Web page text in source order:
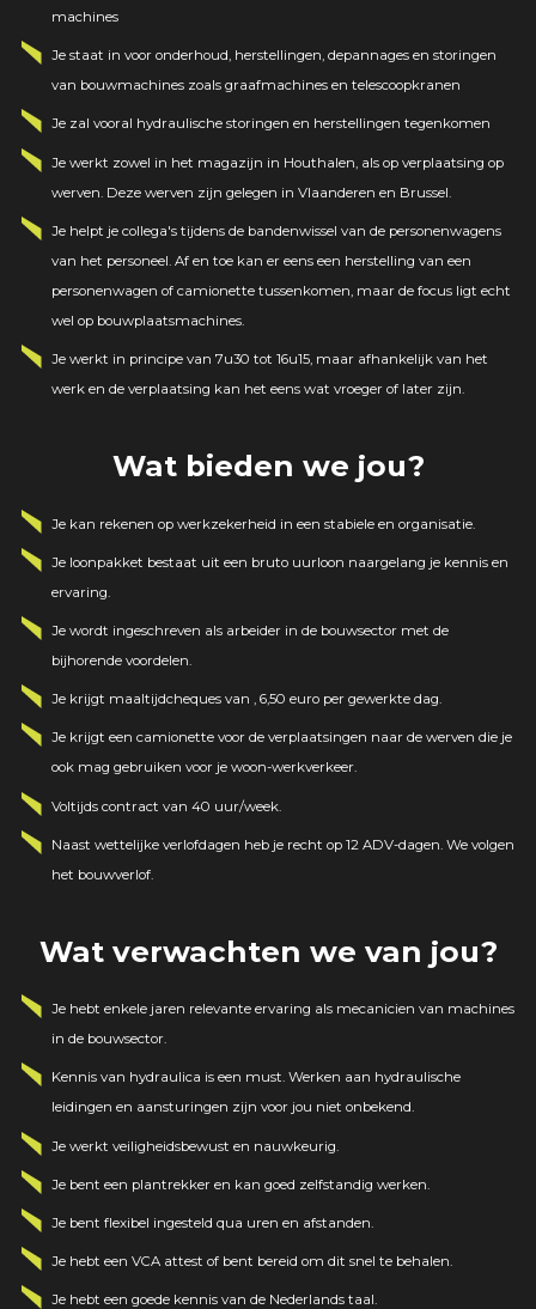
machines
Je staat in voor onderhoud, herstellingen, depannages en storingen
van bouwmachines zoals graafmachines en telescoopkranen
Je zal vooral hydraulische storingen en herstellingen tegenkomen
Je werkt zowel in het magazijn in Houthalen, als op verplaatsing op
werven. Deze werven zijn gelegen in Vlaanderen en Brussel.
Je helpt je collega's tijdens de bandenwissel van de personenwagens
van het personeel. Af en toe kan er eens een herstelling van een
personenwagen of camionette tussenkomen, maar de focus ligt echt
wel op bouwplaatsmachines.
Je werkt in principe van 7u30 tot 16u15, maar afhankelijk van het
werk en de verplaatsing kan het eens wat vroeger of later zijn.
Wat bieden we jou?
Je kan rekenen op werkzekerheid in een stabiele en organisatie.
Je loonpakket bestaat uit een bruto uurloon naargelang je kennis en
ervaring.
Je wordt ingeschreven als arbeider in de bouwsector met de
bijhorende voordelen.
Je krijgt maaltijdcheques van ‚ 6,50 euro per gewerkte dag.
Je krijgt een camionette voor de verplaatsingen naar de werven die je
ook mag gebruiken voor je woon-werkverkeer.
Voltijds contract van 40 uur/week.
Naast wettelijke verlofdagen heb je recht op 12 ADV-dagen. We volgen
het bouwverlof.
Wat verwachten we van jou?
Je hebt enkele jaren relevante ervaring als mecanicien van machines
in de bouwsector.
Kennis van hydraulica is een must. Werken aan hydraulische
leidingen en aansturingen zijn voor jou niet onbekend.
Je werkt veiligheidsbewust en nauwkeurig.
Je bent een plantrekker en kan goed zelfstandig werken.
Je bent flexibel ingesteld qua uren en afstanden.
Je hebt een VCA attest of bent bereid om dit snel te behalen.
Je hebt een goede kennis van de Nederlands taal.